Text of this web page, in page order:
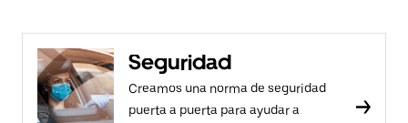
Seguridad
Creamos una norma de seguridad
puerta a puerta para ayudar a